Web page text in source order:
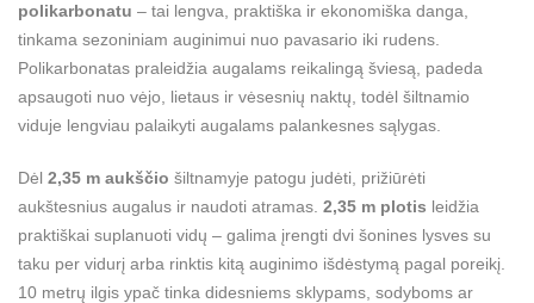
polikarbonatu – tai lengva, praktiška ir ekonomiška danga,
tinkama sezoniniam auginimui nuo pavasario iki rudens.
Polikarbonatas praleidžia augalams reikalingą šviesą, padeda
apsaugoti nuo vėjo, lietaus ir vėsesnių naktų, todėl šiltnamio
viduje lengviau palaikyti augalams palankesnes sąlygas.
Dėl 2,35 m aukščio šiltnamyje patogu judėti, prižiūrėti
aukštesnius augalus ir naudoti atramas. 2,35 m plotis leidžia
praktiškai suplanuoti vidų – galima įrengti dvi šonines lysves su
taku per vidurį arba rinktis kitą auginimo išdėstymą pagal poreikį.
10 metrų ilgis ypač tinka didesniems sklypams, sodyboms ar